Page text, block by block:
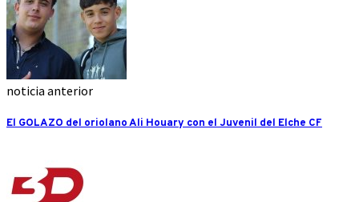
noticia anterior
El GOLAZO del oriolano Ali Houary con el Juvenil del Elche CF